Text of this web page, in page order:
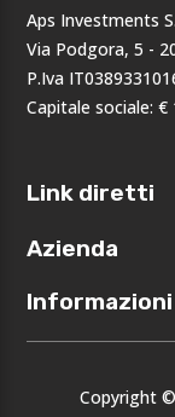
Aps Investments
Via Podgora, 5 -
P.Iva
Capitale sociale: €
Link diretti
Home
Accedi
Registrati
Azienda
Chi siamo
I nostri
Eventi
Informazioni
Privacy
CondizioniCopyright